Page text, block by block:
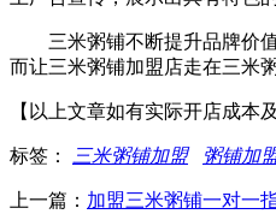
三米粥铺不断提升品牌价值
而让三米粥铺加盟店走在三米
【以上文章如有实际开店成本
标签： 三米粥铺加盟 粥铺加
上一篇： 加盟三米粥铺一对一